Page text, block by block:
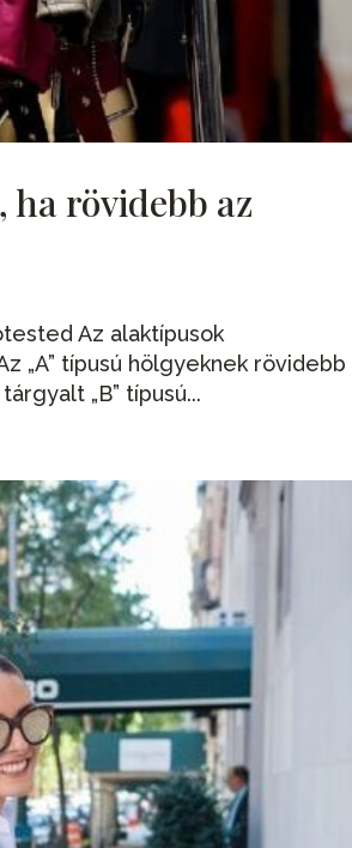
ha rövidebb az
Az alaktípusok
„A” típusú hölgyeknek rövidebb
„B” típusú...